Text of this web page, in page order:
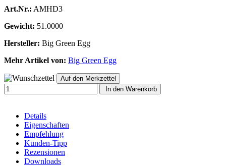
Art.Nr.: AMHD3
Gewicht: 51.0000
Hersteller: Big Green Egg
Mehr Artikel von: Big Green Egg
In den Warenkorb
Details
Eigenschaften
Empfehlung
Kunden-Tipp
Rezensionen
Downloads